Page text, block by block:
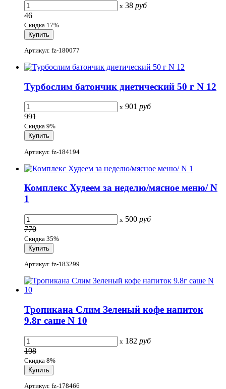
x 38 руб
46
Скидка 17%
Артикул: fz-180077
Турбослим батончик диетический 50 г N 12
x 901 руб
991
Скидка 9%
Артикул: fz-184194
Комплекс Худеем за неделю/мясное меню/ N
1
x 500 руб
770
Скидка 35%
Артикул: fz-183299
Тропикана Слим Зеленый кофе напиток
9.8г саше N 10
x 182 руб
198
Скидка 8%
Артикул: fz-178466